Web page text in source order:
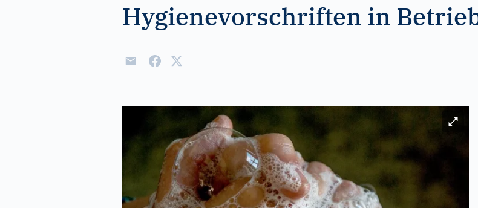
Hygienevorschriften in
Bild